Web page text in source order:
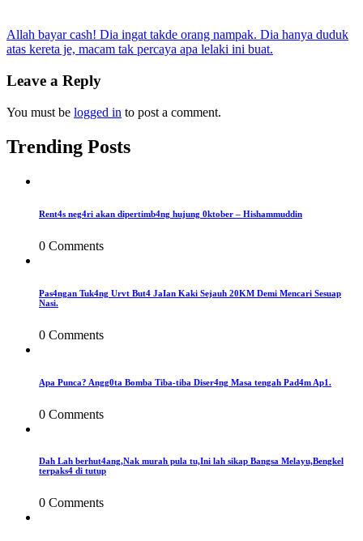
Post
navigation
Allah bayar cash! Dia ingat takde orang nampak. Dia hanya duduk
atas kereta je, macam tak percaya apa lelaki ini buat.
Leave a Reply
You must be logged in to post a comment.
Trending Posts
Rent4s neg4ri akan dipertimb4ng hujung 0ktober – Hishammuddin
0 Comments
Pas4ngan Tuk4ng Urvt But4 JaIan Kaki Sejauh 20KM Demi Mencari Sesuap
Nasi.
0 Comments
Apa Punca? Angg0ta Bomba Tiba-tiba Diser4ng Masa tengah Pad4m Ap1.
0 Comments
Dah Lah berhut4ang,Nak murah pula tu,Ini lah sikap Bangsa Melayu,Bengkel
terpaks4 di tutup
0 Comments